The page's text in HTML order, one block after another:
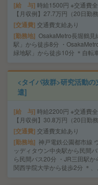
給 与 時給1500円 ※交通費
【月収例】27.7万円（20日勤
交通費 交通費支給あり
勤務地 OsakaMetro長堀鶴見
駅」から徒歩8分 ・
緑地駅」から徒歩10分 ＊自転
<タイパ抜群>研究活動
遣]
給 与 時給2200円 ※交通費
【月収例】30.8万円（20日勤
交通費 交通費支給あり
勤務地 神戸電鉄公園都市線
ッディタウン中央駅から民間
ら民間バス20分 ・JR三田駅
関西学院大学から徒歩2分 ＊、、